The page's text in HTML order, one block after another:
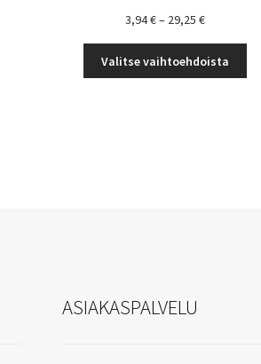
3,94€– 29,25 €Hintaluokka:
-
29,25 €
Valitse vaihtoehdoista
ASIAKASPALVELU